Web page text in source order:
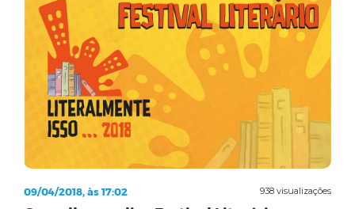
938 visualizações
09/04/2018, às 17:02